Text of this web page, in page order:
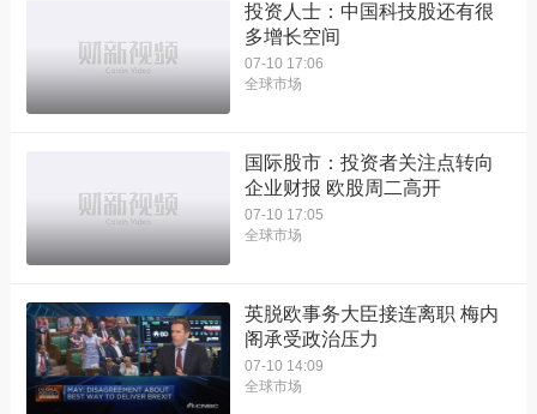
投资人士：中国科技股还有很
多增长空间
07-10 17:06
全球市场
国际股市：投资者关注点转向
企业财报 欧股周二高开
07-10 17:05
全球市场
英脱欧事务大臣接连离职 梅内
阁承受政治压力
07-10 14:09
全球市场